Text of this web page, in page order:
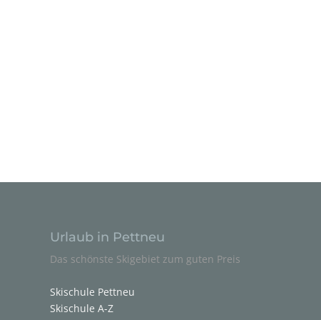
Urlaub in Pettneu
Das schönste Skigebiet zum guten Preis
Skischule Pettneu
Skischule A-Z